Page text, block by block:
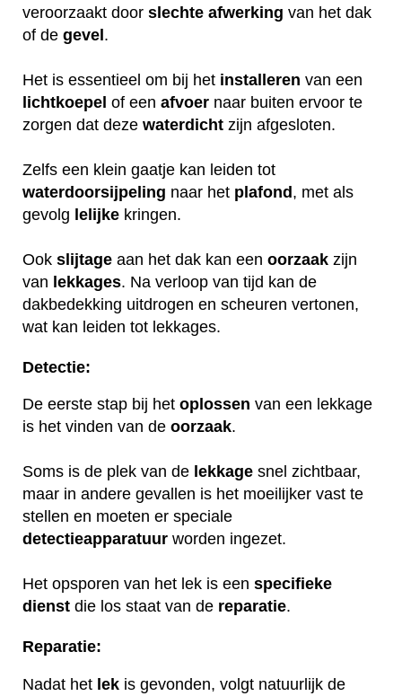
veroorzaakt door slechte afwerking van het dak
of de gevel.
Het is essentieel om bij het installeren van een
lichtkoepel of een afvoer naar buiten ervoor te
zorgen dat deze waterdicht zijn afgesloten.
Zelfs een klein gaatje kan leiden tot
waterdoorsijpeling naar het plafond, met als
gevolg lelijke kringen.
Ook slijtage aan het dak kan een oorzaak zijn
van lekkages. Na verloop van tijd kan de
dakbedekking uitdrogen en scheuren vertonen,
wat kan leiden tot lekkages.
Detectie:
De eerste stap bij het oplossen van een lekkage
is het vinden van de oorzaak.
Soms is de plek van de lekkage snel zichtbaar,
maar in andere gevallen is het moeilijker vast te
stellen en moeten er speciale
detectieapparatuur worden ingezet.
Het opsporen van het lek is een specifieke
dienst die los staat van de reparatie.
Reparatie:
Nadat het lek is gevonden, volgt natuurlijk de